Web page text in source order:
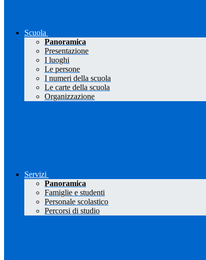
Scuola
Panoramica
Presentazione
I luoghi
Le persone
I numeri della scuola
Le carte della scuola
Organizzazione
Servizi
Panoramica
Famiglie e studenti
Personale scolastico
Percorsi di studio